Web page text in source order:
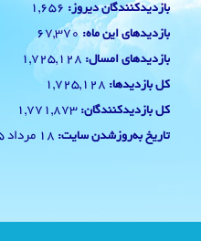
بازدیدکنندگان دیروز: 1,656
بازدیدهای این ماه: 67,370
بازدیدهای امسال: 1,725,128
کل بازدیدها: 1,725,128
کل بازدیدکنند‌گان: 1,771,873
تاریخ به‌روزشدن سایت: 18 مرداد 1405